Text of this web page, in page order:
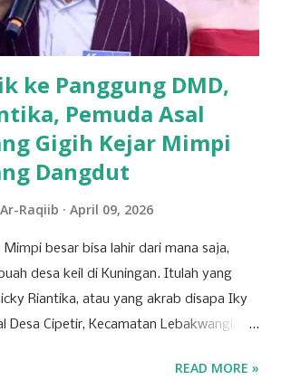
PMII dan GMNI yang ikut merapat.
kali ini dalam rangka menyusun
202...
ke Panggung DMD,
Pemuda Asal
Gigih Kejar Mimpi
Dangdut
Raqiib April 09, 2026
besar bisa lahir dari mana saja,
desa keil di Kuningan. Itulah yang
Riantika, atau yang akrab disapa Iky
Desa Cipetir, Kecamatan Lebakwangi, ini
di dunia hiburan nasional. Nama Iky
READ MORE »